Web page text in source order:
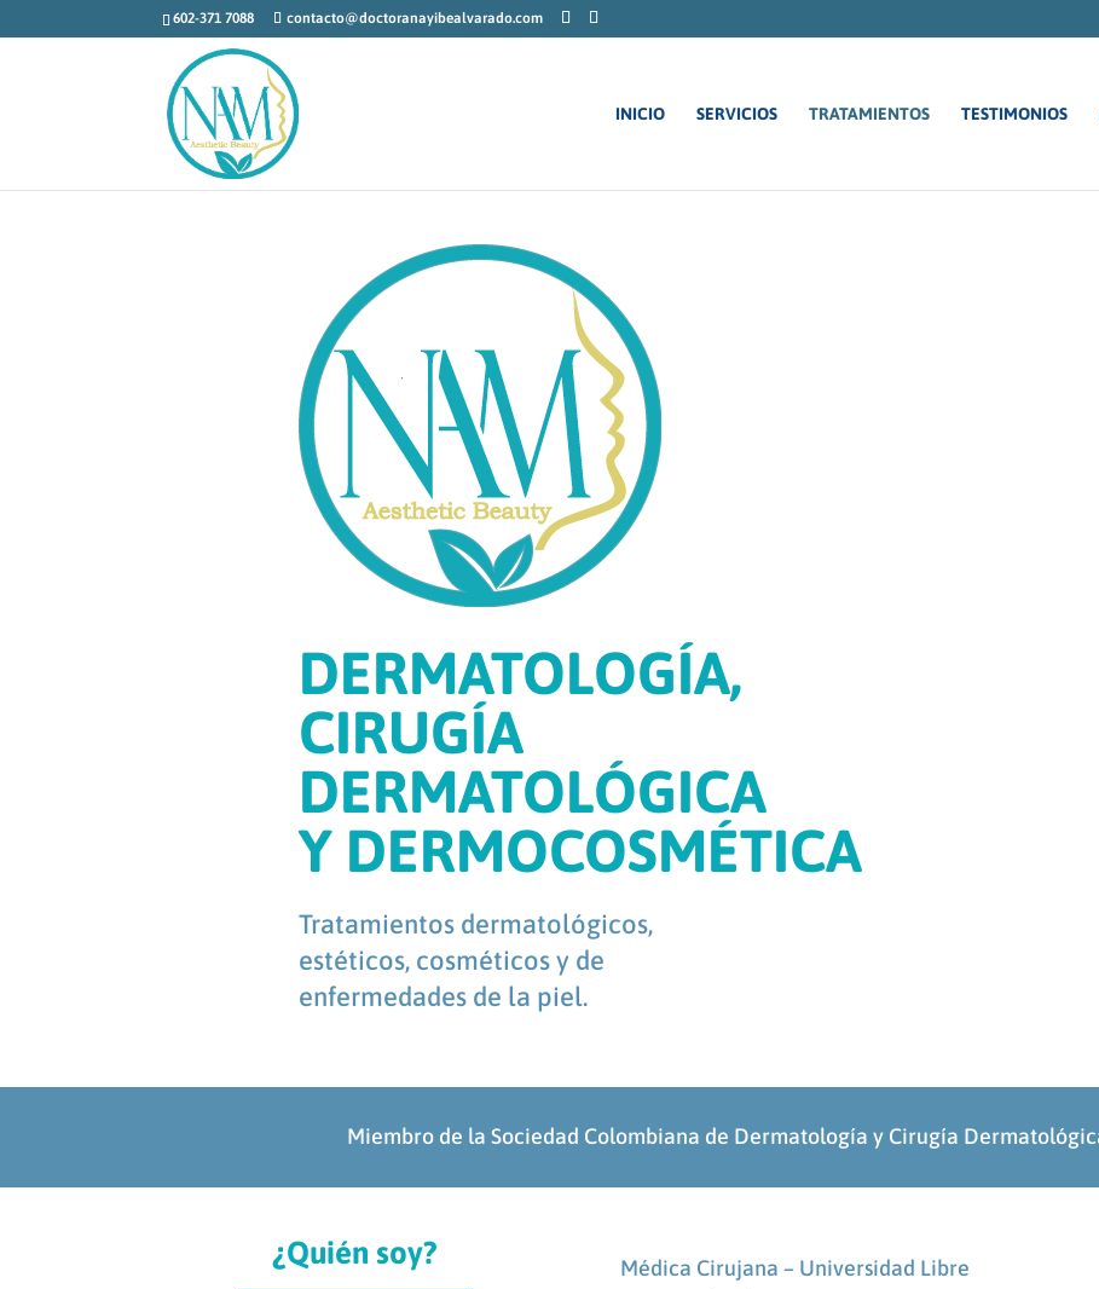
602-371 7088 contacto@doctoranayibealvarado.com
INICIO SERVICIOS TRATAMIENTOS TESTIMONIOS
DERMATOLOGÍA,
CIRUGÍA
DERMATOLÓGICA
Y DERMOCOSMÉTICA
Tratamientos dermatológicos,
estéticos, cosméticos y de
enfermedades de la piel.
Miembro de la Sociedad Colombiana de Dermatología y Cirugía
¿Quién soy?
Médica Cirujana – Universidad Libre